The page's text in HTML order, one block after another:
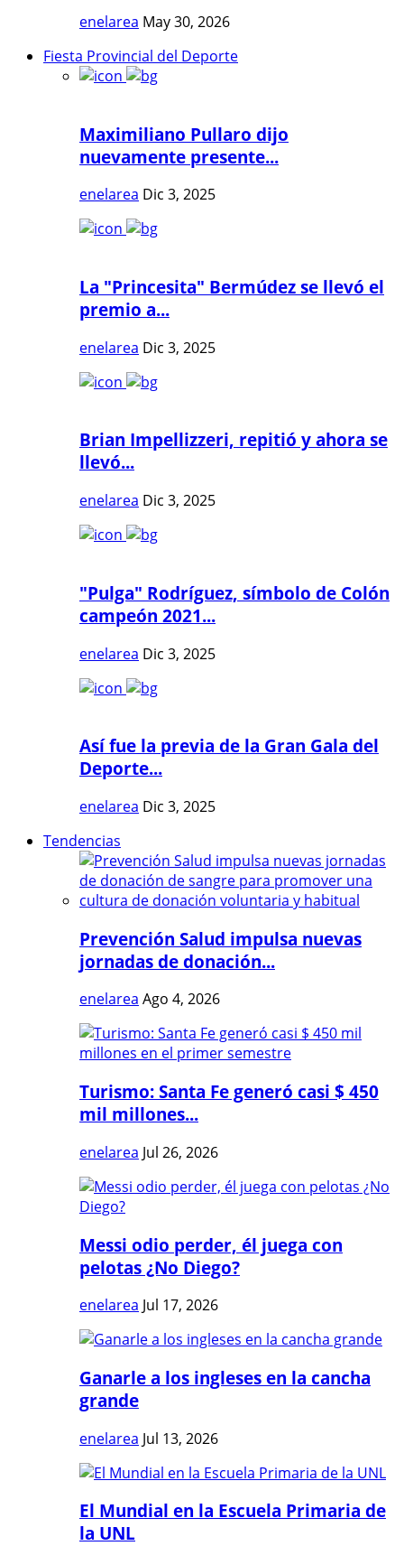
enelarea May 30, 2026
Fiesta Provincial del Deporte
Maximiliano Pullaro dijo
nuevamente presente...
enelarea Dic 3, 2025
La "Princesita" Bermúdez se llevó el
premio a...
enelarea Dic 3, 2025
Brian Impellizzeri, repitió y ahora se
llevó...
enelarea Dic 3, 2025
"Pulga" Rodríguez, símbolo de Colón
campeón 2021...
enelarea Dic 3, 2025
Así fue la previa de la Gran Gala del
Deporte...
enelarea Dic 3, 2025
Tendencias
Prevención Salud impulsa nuevas
jornadas de donación...
enelarea Ago 4, 2026
Turismo: Santa Fe generó casi $ 450
mil millones...
enelarea Jul 26, 2026
Messi odio perder, él juega con
pelotas ¿No Diego?
enelarea Jul 17, 2026
Ganarle a los ingleses en la cancha
grande
enelarea Jul 13, 2026
El Mundial en la Escuela Primaria de
la UNL